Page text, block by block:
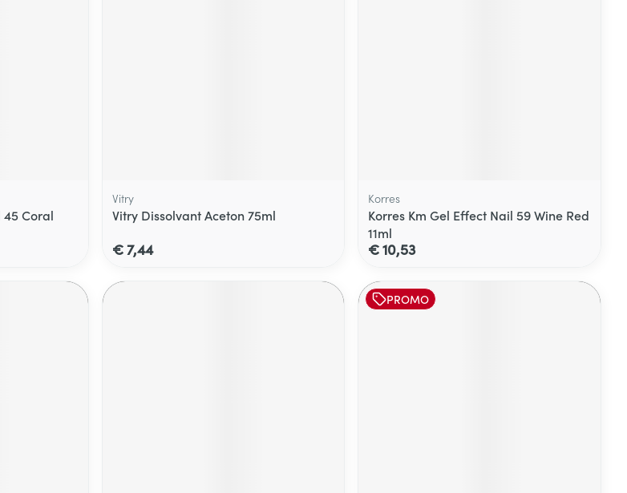
45 Coral
Vitry
Vitry Dissolvant Aceton 75ml
€ 7,44
Korres
Korres Km Gel Effect Nail 59 Wine Red
11ml
€ 10,53
PROMO